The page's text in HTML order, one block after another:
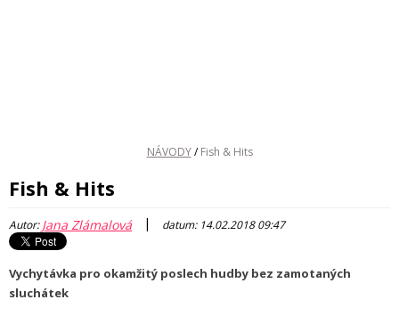
NÁVODY / Fish & Hits
Fish & Hits
Autor:Jana Zlámalová | datum: 14.02.2018 09:47
Vychytávka pro okamžitý poslech hudby bez zamotaných
sluchátek